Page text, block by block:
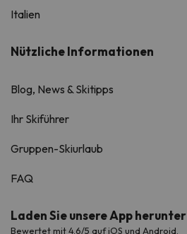
Italien
Nützliche Informationen
Blog, News & Skitipps
Ihr Skiführer
Gruppen-Skiurlaub
FAQ
Laden Sie unsere App herunter
Bewertet mit 4.6/5 auf iOS und Android.